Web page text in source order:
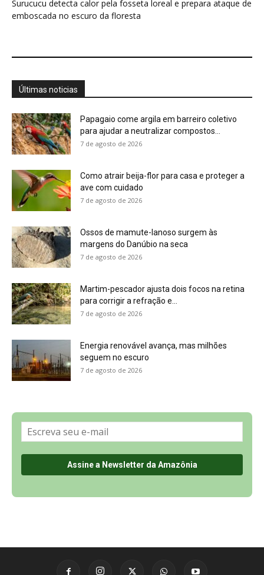
7 de agosto de 2026
Martim-pescador ajusta dois focos na retina
7 de agosto de 2026
7 de agosto de 2026
Política de Privacidade, LGPD e RGPD
Últimas Notícias
🌎 Español
©